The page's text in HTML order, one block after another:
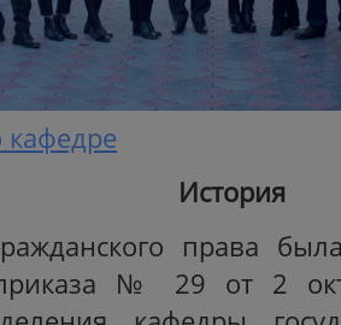
История
права
№ 29 от 2